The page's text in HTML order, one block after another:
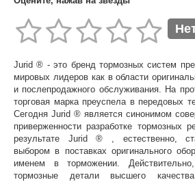
Jurid ® - это бренд тормозных систем
мировых лидеров как в области
и послепродажного обслуживания. На
торговая марка преуспела в передовых
Сегодня Jurid ® является синонимом
приверженности разработке тормозных
результате Jurid ® , естественно,
выбором в поставках оригинального
именем в торможении.
тормозные детали высшего